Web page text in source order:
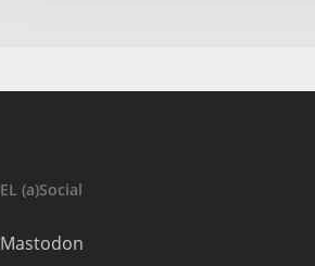
EL (a)Social
Mastodon